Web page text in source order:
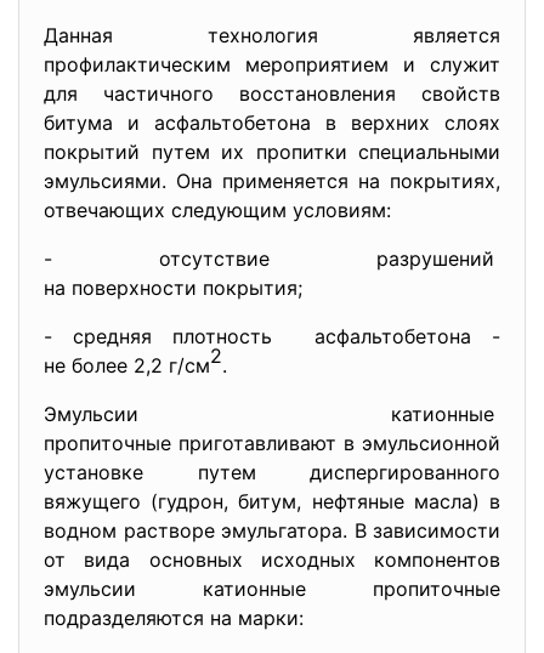
Данная технология является
профилактическим мероприятием и служит
для частичного восстановления свойств
битума и асфальтобетона в верхних слоях
покрытий путем их пропитки специальными
эмульсиями. Она применяется на покрытиях,
отвечающих следующим условиям:
- отсутствие разрушений
на поверхности покрытия;
- средняя плотность асфальтобетона -
не более 2,2 г/см2.
Эмульсии катионные
пропиточные приготавливают в эмульсионной
установке путем диспергированного
вяжущего (гудрон, битум, нефтяные масла) в
водном растворе эмульгатора. В зависимости
от вида основных исходных компонентов
эмульсии катионные пропиточные
подразделяются на марки: